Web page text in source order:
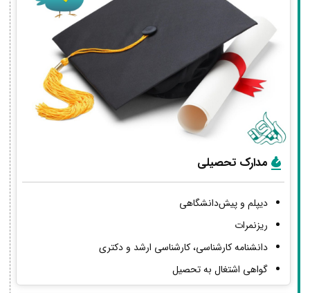
مدارک تحصیلی
دیپلم و پیش‌دانشگاهی
ریزنمرات
دانشنامه کارشناسی، کارشناسی ارشد و دکتری
گواهی اشتغال به تحصیل